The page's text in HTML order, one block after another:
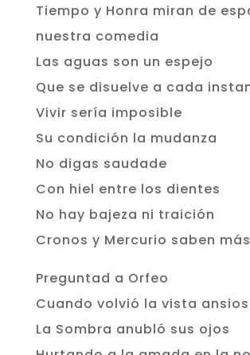
Tiempo y Honra miran de
nuestra comedia
Las aguas son un espejo
Que se disuelve a cada
Vivir sería imposible
Su condición la mudanza
No digas saudade
Con hiel entre los dientes
No hay bajeza ni traición
Cronos y Mercurio saben
Preguntad a Orfeo
Cuando volvió la vista
La Sombra anubló sus ojos